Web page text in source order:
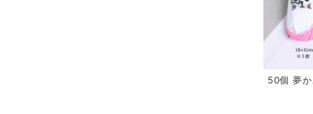
50個 夢